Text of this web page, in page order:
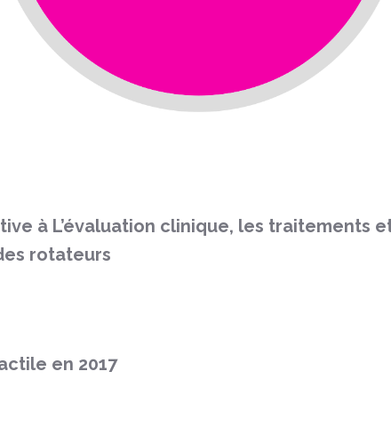
à L’évaluation clinique, les traitements
rotateurs
en 2017